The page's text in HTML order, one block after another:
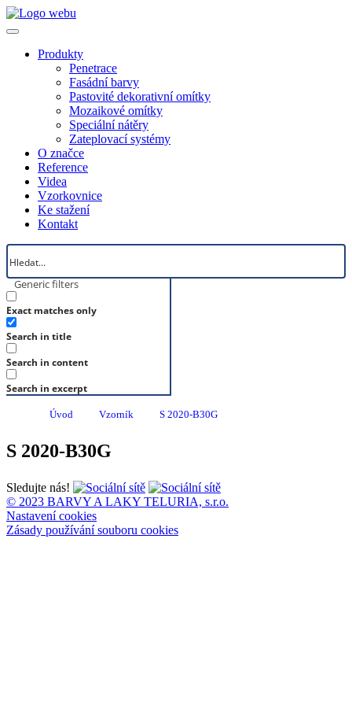
Produkty
Penetrace
Fasádní barvy
Pastovité dekorativní omítky
Mozaikové omítky
Speciální nátěry
Zateplovací systémy
O značce
Reference
Videa
Vzorkovnice
Ke stažení
Kontakt
Generic filters
Exact matches only
Search in title
Search in content
Search in excerpt
Úvod Vzorník S 2020-B30G
S 2020-B30G
Sledujte nás!
© 2023 BARVY A LAKY TELURIA, s.r.o.
Nastavení cookies
Zásady používání souboru cookies